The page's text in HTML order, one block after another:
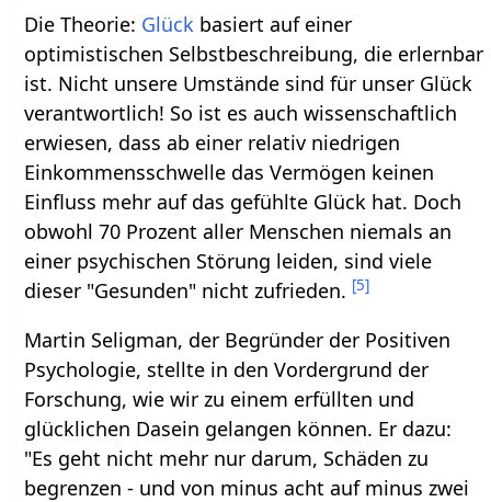
Die Theorie: Glück basiert auf einer
optimistischen Selbstbeschreibung, die erlernbar
ist. Nicht unsere Umstände sind für unser Glück
verantwortlich! So ist es auch wissenschaftlich
erwiesen, dass ab einer relativ niedrigen
Einkommensschwelle das Vermögen keinen
Einfluss mehr auf das gefühlte Glück hat. Doch
obwohl 70 Prozent aller Menschen niemals an
einer psychischen Störung leiden, sind viele
dieser "Gesunden" nicht zufrieden. [5]
Martin Seligman, der Begründer der Positiven
Psychologie, stellte in den Vordergrund der
Forschung, wie wir zu einem erfüllten und
glücklichen Dasein gelangen können. Er dazu:
"Es geht nicht mehr nur darum, Schäden zu
begrenzen - und von minus acht auf minus zwei